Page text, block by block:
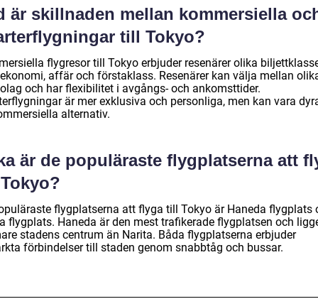
är skillnaden mellan kommersiella
till Tokyo?
flygresor till Tokyo erbjuder resenärer olika
affär och förstaklass. Resenärer kan välja mellan
och har flexibilitet i avgångs- och ankomsttider.
är mer exklusiva och personliga, men kan vara
alternativ.
är de populäraste flygplatserna att
flygplatserna att flyga till Tokyo är Haneda flygplats
flygplats. Haneda är den mest trafikerade flygplatsen och
stadens centrum än Narita. Båda flygplatserna erbjuder
förbindelser till staden genom snabbtåg och bussar.